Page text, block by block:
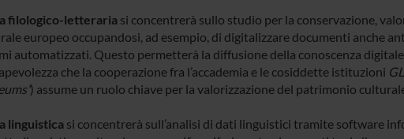
filologico-letterariasi concentrerà sullo studio per la conservazione,
europeo occupandosi, ad esempio, di digitalizzare documenti anche
automatizzati. Questo permetterà la diffusione della conoscenza
che la cooperazione fra l’accademia e le cosiddette istituzioni
) assume un ruolo chiave per la valorizzazione del patrimonio
linguisticasi concentrerà sull’analisi di dati linguistici tramite software